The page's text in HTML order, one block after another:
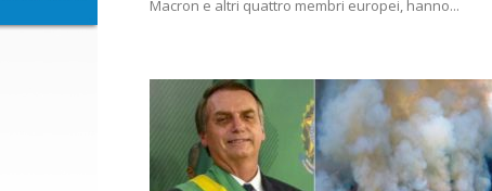
Macron e altri quattro membri europei, hanno...